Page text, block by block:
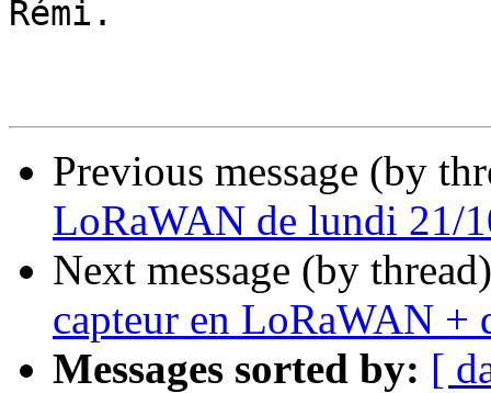
Rémi.
Previous message (by
LoRaWAN de lundi 21/
Next message (by
capteur en LoRaWAN +
Messages sorted by: [